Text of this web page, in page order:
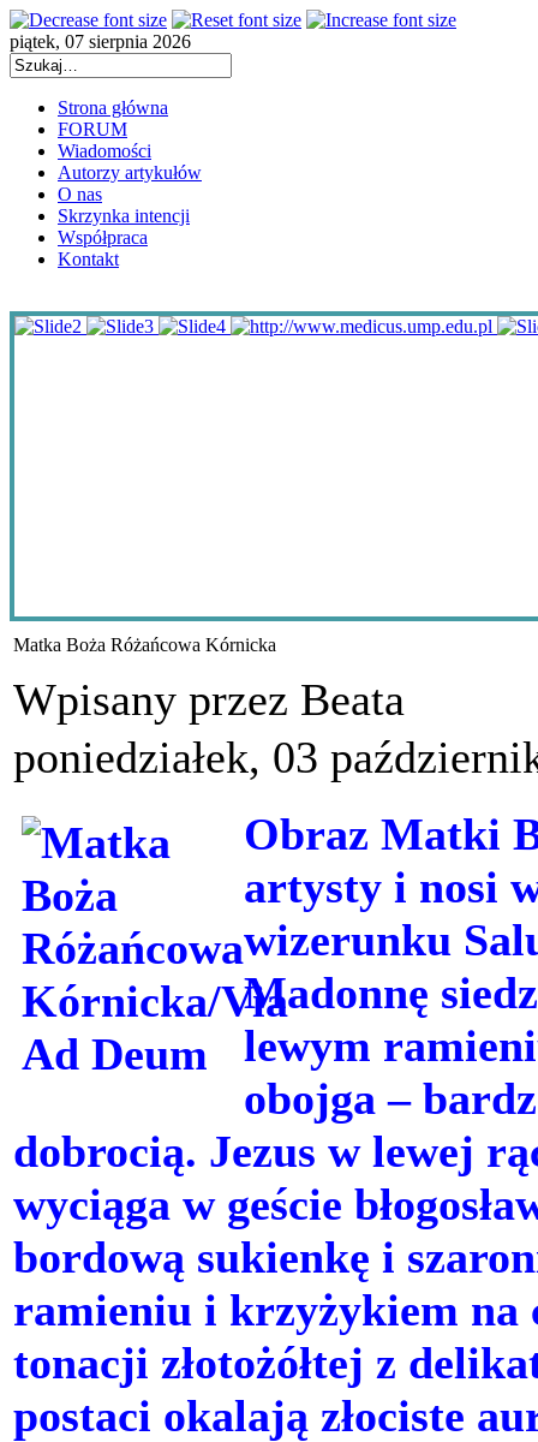
piątek, 07 sierpnia 2026
Strona główna
FORUM
Wiadomości
Autorzy artykułów
O nas
Skrzynka intencji
Współpraca
Kontakt
Matka Boża Różańcowa Kórnicka
Wpisany przez Beata
poniedziałek, 03
Obraz Matki
artysty i nosi
wizerunku
Madonnę
lewym
obojga –
dobrocią. Jezus w lewej
wyciąga w geście
bordową sukienkę i
ramieniu i krzyżykiem na
tonacji złotożółtej z
postaci okalają złociste